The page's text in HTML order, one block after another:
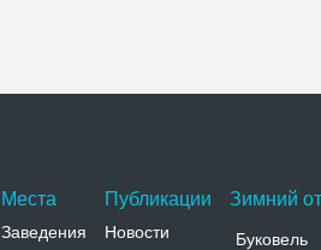
Места
Заведения
Публикации
Новости
Зимний
Буковель